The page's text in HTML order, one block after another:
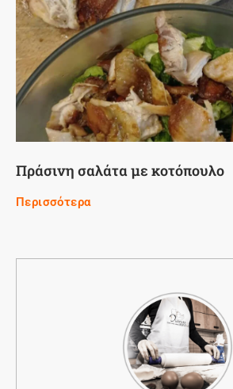
Πράσινη σαλάτα με κοτόπουλο
Περισσότερα